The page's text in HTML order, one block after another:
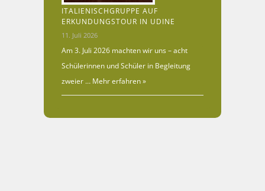
ITALIENISCHGRUPPE AUF
ERKUNDUNGSTOUR IN UDINE
11. Juli 2026
Am 3. Juli 2026 machten wir uns – acht
Schülerinnen und Schüler in Begleitung
zweier … Mehr erfahren »